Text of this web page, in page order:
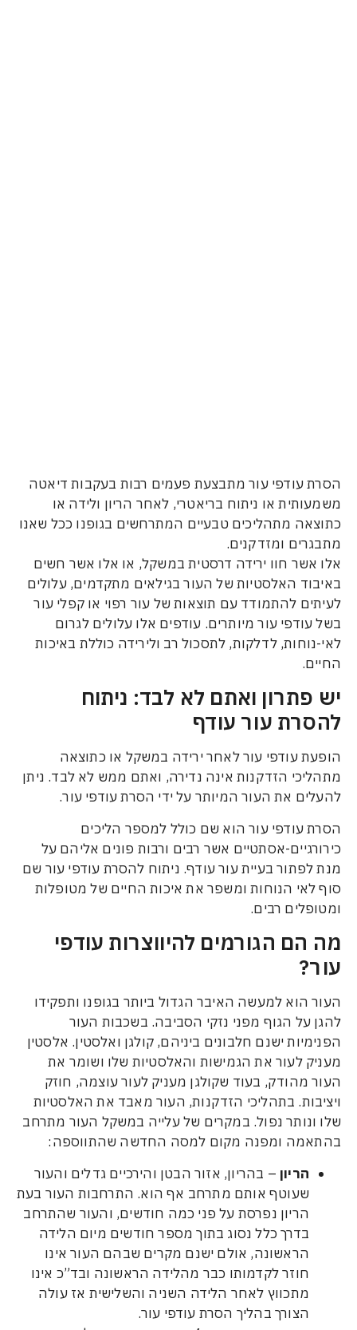
עור מתבצעת פעמים רבות בעקבות דיאטה
או ניתוח בריאטרי, לאחר הריון ולידה או
מתהליכים טבעיים המתרחשים בגופנו ככל שאנו
ומזדקנים.
חוו ירידה דרסטית במשקל, או אלו אשר חשים
האלסטיות של העור בגילאים מתקדמים, עלולים
להתמודד עם תוצאות של עור רפוי או קפלי עור
עור מיותרים. עודפים אלו עלולים לגרום
לדלקות, לתסכול רב ולירידה כוללת באיכות
ואתם לא לבד: ניתוח
עור עודף
עודפי עור לאחר ירידה במשקל או כתוצאה
הזדקנות אינה נדירה, ואתם ממש לא לבד. ניתן
את העור המיותר על ידי הסרת עודפי עור.
עור הוא שם כולל למספר הליכים
אסתטיים אשר רבים ורבות פונים אליהם על
בעיית עור עודף. ניתוח להסרת עודפי עור שם
הנוחות ומשפר את איכות החיים של מטופלות
רבים.
הגורמים להיווצרות עודפי
למעשה האיבר הגדול ביותר בגופנו ותפקידו
הגוף מפני נזקי הסביבה. בשכבות העור
ישנם חלבונים ביניהם, קולגן ואלסטין. אלסטין
לעור את הגמישות והאלסטיות שלו ושומר את
בעוד שקולגן מעניק לעור עוצמה, חוזק
בתהליכי הזדקנות, העור מאבד את האלסטיות
נפול. במקרים של עלייה במשקל העור מתרחב
ומפנה מקום למסה החדשה שהתווספה:
– בהריון, אזור הבטן והירכיים גדלים והעור
אותם מתרחב אף הוא. התרחבות העור בעת
נפרסת על פני כמה חודשים, והעור שהתרחב
כלל נסוג בתוך מספר חודשים מיום הלידה
אולם ישנם מקרים שבהם העור אינו
לקדמותו כבר מהלידה הראשונה ובד”כ אינו
לאחר הלידה השניה והשלישית אז עולה
בהליך הסרת עודפי עור.